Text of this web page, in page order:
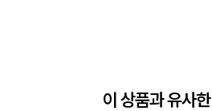
이 상품과 유사한